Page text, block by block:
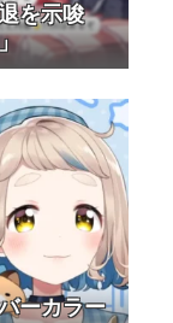
退を示唆
ーカラー